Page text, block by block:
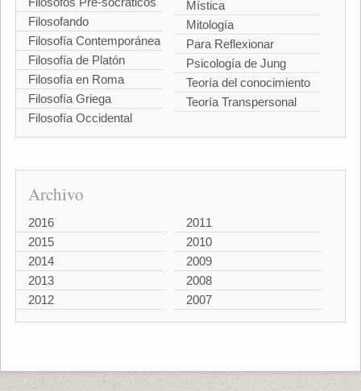
Filosofando
Filosofía Contemporánea
Filosofía de Platón
Filosofía en Roma
Filosofía Griega
Filosofía Occidental
Mística
Mitología
Para Reflexionar
Psicología de Jung
Teoría del conocimiento
Teoría Transpersonal
Archivo
2016
2015
2014
2013
2012
2011
2010
2009
2008
2007